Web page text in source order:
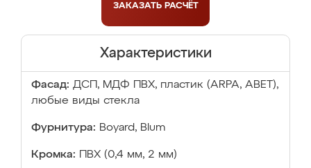
ЗАКАЗАТЬ РАСЧЁТ
Характеристики
Фасад: ДСП, МДФ ПВХ, пластик (ARPA, ABET),
любые виды стекла
Фурнитура: Boyard, Blum
Кромка: ПВХ (0,4 мм, 2 мм)